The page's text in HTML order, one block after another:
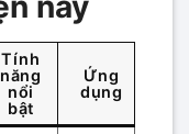
Tính
năng
nổi
bật
Ứng
dụng